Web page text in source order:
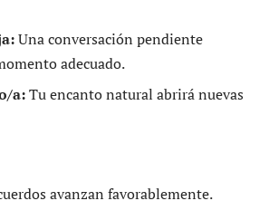
Una conversación pendiente
adecuado.
a:Tu encanto natural abrirá nuevas
avanzan favorablemente.